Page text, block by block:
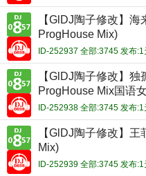
【GlDJ陶子修改】
ProgHouse Mix)
ID-252937 全部:3745 发布:1
【GlDJ陶子修改】
ProgHouse Mix国语
ID-252938 全部:3745 发布:1
【GlDJ陶子修改】
Mix)
ID-252939 全部:3745 发布:1